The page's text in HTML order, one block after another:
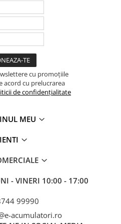
cu promoțiile
acord cu prelucrarea
de confidențialitate
MEU
- VINERI 10:00 - 17:00
99990
acumulatori.ro